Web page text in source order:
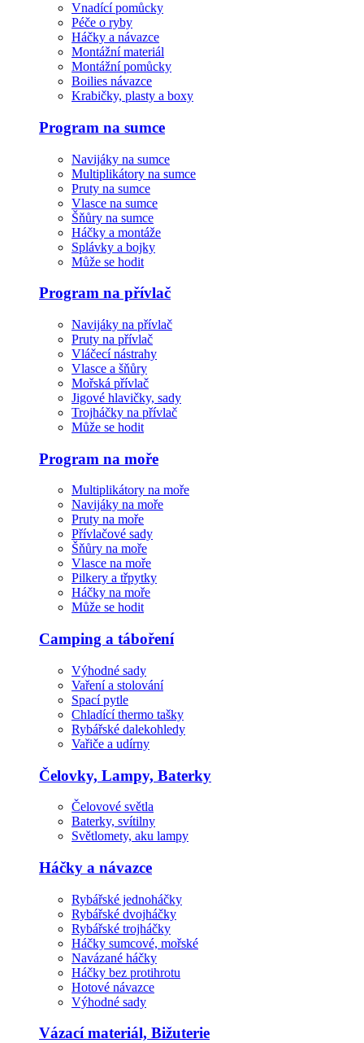
Vnadící pomůcky
Péče o ryby
Háčky a návazce
Montážní materiál
Montážní pomůcky
Boilies návazce
Krabičky, plasty a boxy
Program na sumce
Navijáky na sumce
Multiplikátory na sumce
Pruty na sumce
Vlasce na sumce
Šňůry na sumce
Háčky a montáže
Splávky a bojky
Může se hodit
Program na přívlač
Navijáky na přívlač
Pruty na přívlač
Vláčecí nástrahy
Vlasce a šňůry
Mořská přívlač
Jigové hlavičky, sady
Trojháčky na přívlač
Může se hodit
Program na moře
Multiplikátory na moře
Navijáky na moře
Pruty na moře
Přívlačové sady
Šňůry na moře
Vlasce na moře
Pilkery a třpytky
Háčky na moře
Může se hodit
Camping a táboření
Výhodné sady
Vaření a stolování
Spací pytle
Chladící thermo tašky
Rybářské dalekohledy
Vařiče a udírny
Čelovky, Lampy, Baterky
Čelovové světla
Baterky, svítilny
Světlomety, aku lampy
Háčky a návazce
Rybářské jednoháčky
Rybářské dvojháčky
Rybářské trojháčky
Háčky sumcové, mořské
Navázané háčky
Háčky bez protihrotu
Hotové návazce
Výhodné sady
Vázací materiál, Bižuterie